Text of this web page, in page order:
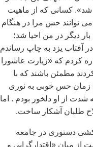
شد». کسانی که از ماهيت
توانند حس مرا در هنگام
ديگر در من احيا شد؛
نوری زاد در آفتاب يزد به چاپ رساندم
کردم که «زيارت عاشورا
مطمئن باشند که با
زمان حس خوبی به نوری
از او دلخور بودم . اما
طلبان آشکار ساخت.
کشی دستوری در جامعه
ميان «اقتدارگرايی و